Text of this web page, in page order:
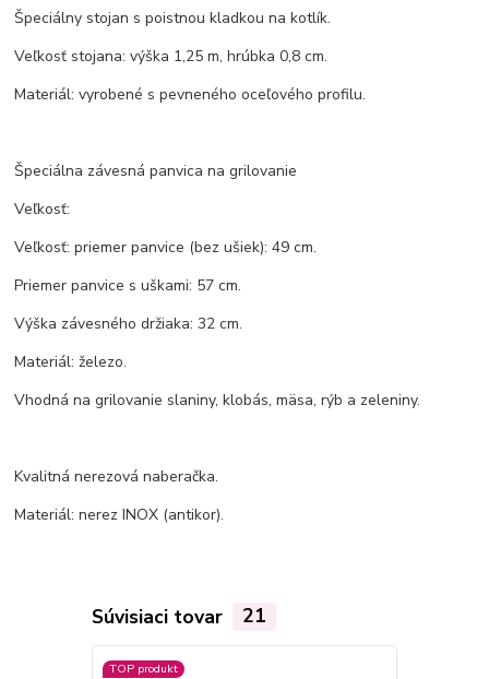
Špeciálny stojan s poistnou kladkou na kotlík.
Veľkosť stojana: výška 1,25 m, hrúbka 0,8 cm.
Materiál: vyrobené s pevneného oceľového profilu.
Špeciálna závesná panvica na grilovanie
Veľkosť:
Veľkosť: priemer panvice (bez ušiek): 49 cm.
Priemer panvice s uškami: 57 cm.
Výška závesného držiaka: 32 cm.
Materiál: železo.
Vhodná na grilovanie slaniny, klobás, mäsa, rýb a zeleniny.
Kvalitná nerezová naberačka.
Materiál: nerez INOX (antikor).
Súvisiaci tovar 21
TOP produkt